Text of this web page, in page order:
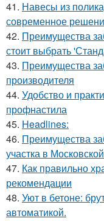
41. Навесы из
современное
42. Преимущества
стоит выбрать
43. Преимущества
производителя
44. Удобство и
профнастила
45. Headlines:
46. Преимущества
участка в
47. Как правильно
рекомендации
48. Уют в бетоне:
автоматикой.